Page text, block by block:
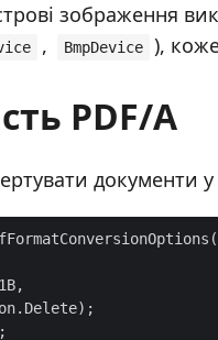
зображення
, BmpDevice ),
PDF/A
документи